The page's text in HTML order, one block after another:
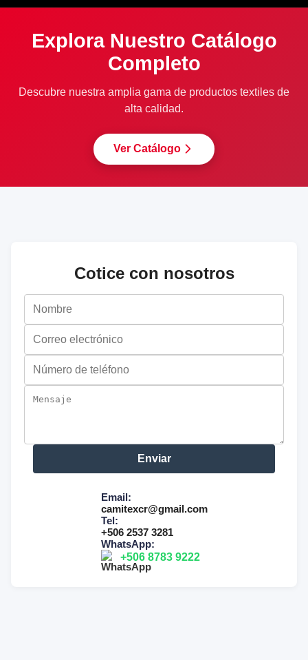
Explora Nuestro Catálogo
Completo
Descubre nuestra amplia gama de productos textiles de
alta calidad.
Ver Catálogo
Cotice con nosotros
Enviar
Email:
camitexcr@gmail.com
Tel:
+506 2537 3281
WhatsApp:
+506 8783 9222